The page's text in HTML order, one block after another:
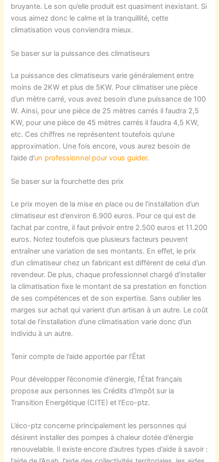
bruyante. Le son qu’elle produit est quasiment inexistant. Si
vous aimez donc le calme et la tranquillité, cette
climatisation vous conviendra mieux.
Se baser sur la puissance des climatiseurs
La puissance des climatiseurs varie généralement entre
moins de 2KW et plus de 5KW. Pour climatiser une pièce
d’un mètre carré, vous avez besoin d’une puissance de 100
W. Ainsi, pour une pièce de 25 mètres carrés il faudra 2,5
KW, pour une pièce de 45 mètres carrés il faudra 4,5 KW,
etc. Ces chiffres ne représentent toutefois qu’une
approximation. Une fois encore, vous aurez besoin de
l’aide d’un professionnel pour vous guider.
Se baser sur la fourchette des prix
Le prix moyen de la mise en place ou de l’installation d’un
climatiseur est d’environ 6.900 euros. Pour ce qui est de
l’achat par contre, il faut prévoir entre 2.500 euros et 11.200
euros. Notez toutefois que plusieurs facteurs peuvent
entraîner une variation de ses montants. En effet, le prix
d’un climatiseur chez un fabricant est différent de celui d’un
revendeur. De plus, chaque professionnel chargé d’installer
la climatisation fixe le montant de sa prestation en fonction
de ses compétences et de son expertise. Sans oublier les
marges sur achat qui varient d’un artisan à un autre. Le coût
total de l’installation d’une climatisation varie donc d’un
individu à un autre.
Tenir compte de l’aide apportée par l’État
Pour développer l’économie d’énergie, l’État français
propose aux personnes les Crédits d’Impôt sur la
Transition Energétique (CITE) et l’Eco-ptz.
L’éco-ptz concerne principalement les personnes qui
désirent installer des pompes à chaleur dotée d’énergie
renouvelable. Il existe encore d’autres types d’aide à savoir :